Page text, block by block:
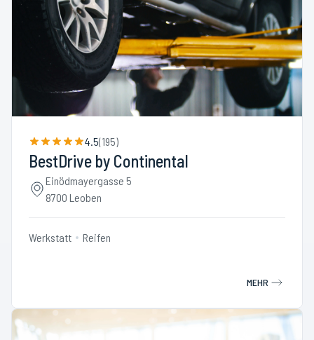
4.5(195)
BestDrive by Continental
Einödmayergasse 5
8700 Leoben
Werkstatt Reifen
MEHR